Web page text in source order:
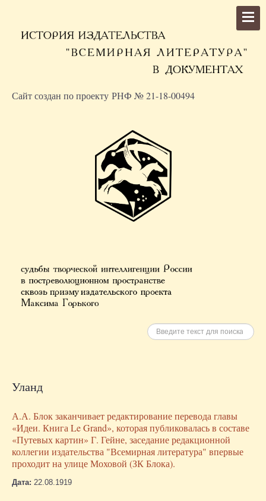
Сайт создан по проекту РНФ № 21-18-00494
Искать
Уланд
А.А. Блок заканчивает редактирование перевода главы
«Идеи. Книга Le Grand», которая публиковалась в составе
«Путевых картин» Г. Гейне, заседание редакционной
коллегии издательства "Всемирная литература" впервые
проходит на улице Моховой (ЗК Блока).
Дата: 22.08.1919